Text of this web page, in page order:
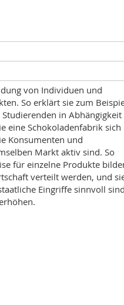
von Individuen und
So erklärt sie zum
in Abhängigkeit
eine Schokoladenfabrik sich
Konsumenten und
Markt aktiv sind. So
für einzelne Produkte
verteilt werden, und
Eingriffe sinnvoll